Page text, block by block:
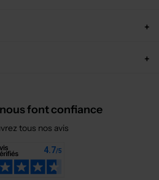
font confiance
tous nos avis